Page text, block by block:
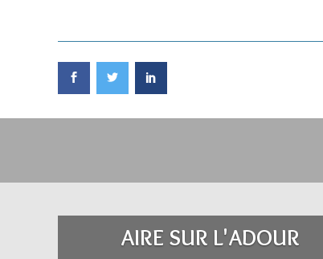
AIRE SUR L'ADOUR